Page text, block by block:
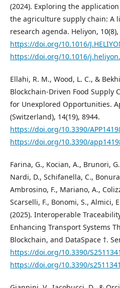
(2024). Exploring the
the agriculture supply chain: A
research agenda. Heliyon, 10(8),
https://doi.org/10.1016/
https://doi.org/10.1016/
Ellahi, R. M., Wood, L. C., &
Blockchain-Driven Food Supply
for Unexplored Opportunities.
(Switzerland), 14(19), 8944.
https://doi.org/10.3390/
https://doi.org/10.3390/
Farina, G., Kocian, A., Brunori,
Nardi, D., Schifanella, C.,
Ambrosino, F., Mariano, A.,
Scarselli, F., Bonomi, S., Almici,
(2025). Interoperable
Enhancing Transport Systems
Blockchain, and DataSpace †.
https://doi.org/10.3390/
https://doi.org/10.3390/